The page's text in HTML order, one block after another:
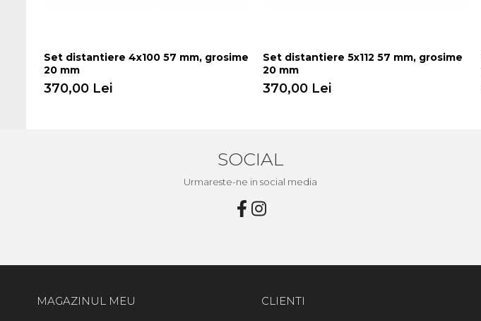
Set distantiere 4x100 57 mm, grosime
20 mm
370,00 Lei
Set distantiere 5x112 57 mm, grosime
20 mm
370,00 Lei
SOCIAL
Urmareste-ne in social media
MAGAZINUL MEU CLIENTI